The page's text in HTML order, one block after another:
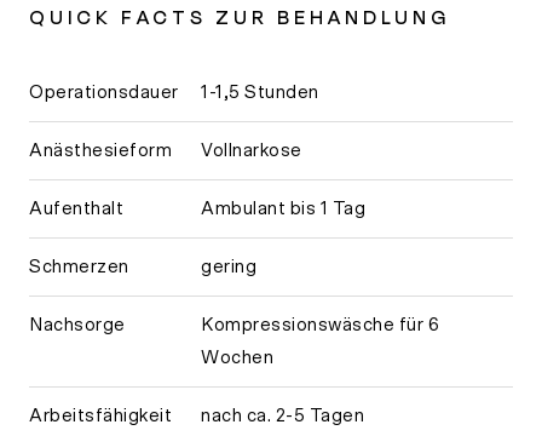
QUICK FACTS ZUR BEHANDLUNG
Operationsdauer 1-1,5 Stunden
Anästhesieform Vollnarkose
Aufenthalt Ambulant bis 1 Tag
Schmerzen gering
Nachsorge
Kompressionswäsche für 6
Wochen
Arbeitsfähigkeit
nach ca. 2-5 Tagen